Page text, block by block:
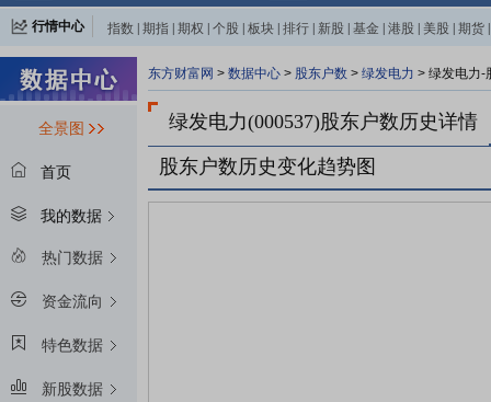
行情中心 指数 期指 期权 个股 板块 排行 新股 基金 港股 美股 期货
全景图
首页
我的数据
热门数据
资金流向
特色数据
新股数据
东方财富网 > 数据中心 > 股东户数 > 绿发电力 > 绿发电力-
绿发电力(000537)股东户数历史详情
股东户数历史变化趋势图